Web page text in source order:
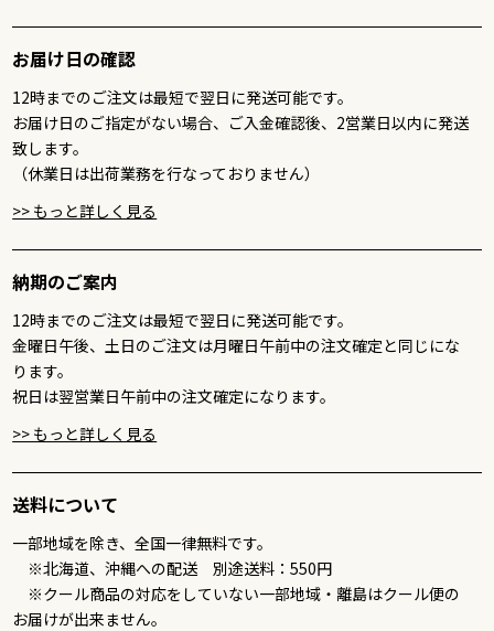
ひと口ステーキ 約104g（約13g×8個）
ハート型のステーキは初めて見ました！とてもかわいくて特別
な日に送るのにぴったりだと思い即決しました。
2025/06/19
ト2段重 400g
お肉が魅力的で購入しました。
大変満足です！
2025/06/24
ト2段重 400g
お肉が好きな父に贈りました。大変満足です。
2025/06/24
お届け日の確認
12時までのご注文は最短で翌日に発送可能です。
お届け日のご指定がない場合、ご入金確認後、2営業日以内に発送
致します。
（休業日は出荷業務を行なっておりません）
>> もっと詳しく見る
納期のご案内
12時までのご注文は最短で翌日に発送可能です。
金曜日午後、土日のご注文は月曜日午前中の注文確定と同じにな
ります。
祝日は翌営業日午前中の注文確定になります。
>> もっと詳しく見る
送料について
一部地域を除き、全国一律無料です。
※北海道、沖縄への配送 別途送料：550円
※クール商品の対応をしていない一部地域・離島はクール便の
お届けが出来ません。